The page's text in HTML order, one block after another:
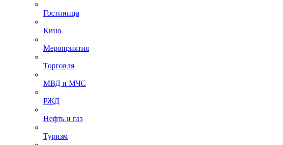
Гостиница
Кино
Мероприятия
Торговля
МВД и МЧС
РЖД
Нефть и газ
Туризм